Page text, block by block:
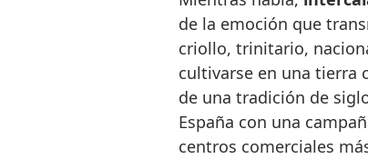
de la emoción que
criollo, trinitario,
cultivarse en una tierra
de una tradición de
España con una
centros comerciales